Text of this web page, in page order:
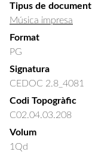
Tipus de document
Música impresa
Format
PG
Signatura
CEDOC 2.8_4081
Codi Topogràfic
C02.04.03.208
Volum
1Qd